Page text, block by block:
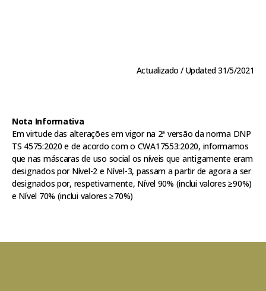
Actualizado / Updated 31/5/2021
Nota Informativa
Em virtude das alterações em vigor na 2ª versão da norma DNP
TS 4575:2020 e de acordo com o CWA17553:2020, informamos
que nas máscaras de uso social os níveis que antigamente eram
designados por Nível-2 e Nível-3, passam a partir de agora a ser
designados por, respetivamente, Nível 90% (inclui valores ≥90%)
e Nível 70% (inclui valores ≥70%)